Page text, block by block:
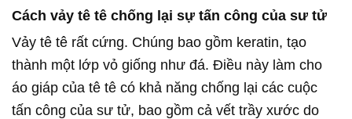
Cách vảy tê tê chống lại sự tấn công của sư tử
Vảy tê tê rất cứng. Chúng bao gồm keratin, tạo
thành một lớp vỏ giống như đá. Điều này làm cho
áo giáp của tê tê có khả năng chống lại các cuộc
tấn công của sư tử, bao gồm cả vết trầy xước do